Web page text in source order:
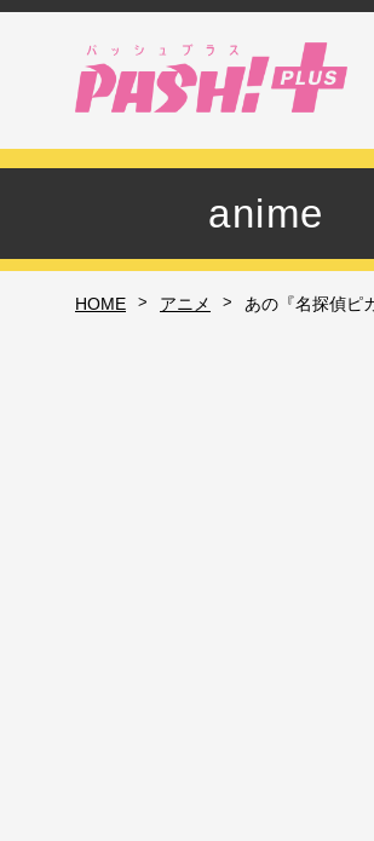
anime
HOME > アニメ > あの『名探偵ピ